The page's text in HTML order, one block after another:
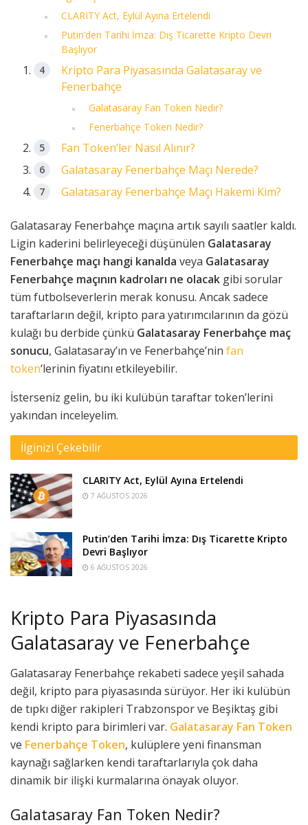
CLARITY Act, Eylül Ayına Ertelendi
Putin’den Tarihi İmza: Dış Ticarette Kripto Devri
Başlıyor
Kripto Para Piyasasında Galatasaray ve
Fenerbahçe
Galatasaray Fan Token Nedir?
Fenerbahçe Token Nedir?
Fan Token’ler Nasıl Alınır?
Galatasaray Fenerbahçe Maçı Nerede?
Galatasaray Fenerbahçe Maçı Hakemi Kim?
Galatasaray Fenerbahçe maçına artık sayılı saatler kaldı.
Ligin kaderini belirleyeceği düşünülen Galatasaray
Fenerbahçe maçı hangi kanalda veya Galatasaray
Fenerbahçe maçının kadroları ne olacak gibi sorular
tüm futbolseverlerin merak konusu. Ancak sadece
taraftarların değil, kripto para yatırımcılarının da gözü
kulağı bu derbide çünkü Galatasaray Fenerbahçe maç
sonucu, Galatasaray’ın ve Fenerbahçe’nin fan
token‘lerinin fiyatını etkileyebilir.
İsterseniz gelin, bu iki kulübün taraftar token’lerini
yakından inceleyelim.
İlginizi Çekebilir
CLARITY Act, Eylül Ayına Ertelendi
7 AĞUSTOS 2026
Putin’den Tarihi İmza: Dış Ticarette Kripto
Devri Başlıyor
6 AĞUSTOS 2026
Kripto Para Piyasasında
Galatasaray ve Fenerbahçe
Galatasaray Fenerbahçe rekabeti sadece yeşil sahada
değil, kripto para piyasasında sürüyor. Her iki kulübün
de tıpkı diğer rakipleri Trabzonspor ve Beşiktaş gibi
kendi kripto para birimleri var. Galatasaray Fan Token
ve Fenerbahçe Token, kulüplere yeni finansman
kaynağı sağlarken kendi taraftarlarıyla çok daha
dinamik bir ilişki kurmalarına önayak oluyor.
Galatasaray Fan Token Nedir?